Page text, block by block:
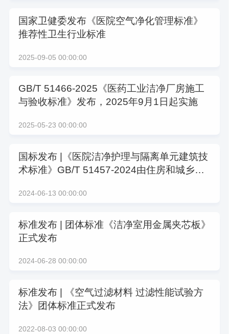
国家卫健委发布《医院空气净化管理标准》
推荐性卫生行业标准
2025-09-05 00:00:00
GB/T 51466-2025《医药工业洁净厂房施工
与验收标准》发布，2025年9月1日起实施
2025-05-23 00:00:00
国标发布 |《医院洁净护理与隔离单元建筑技
术标准》GB/T 51457-2024由住房和城乡建
2024-06-13 00:00:00
标准发布 | 团体标准《洁净室用金属夹芯板》
正式发布
2024-06-28 00:00:00
标准发布 | 《空气过滤材料 过滤性能试验方
法》团体标准正式发布
2022-08-03 00:00:00